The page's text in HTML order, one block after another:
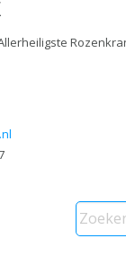
Zoeken
naar: